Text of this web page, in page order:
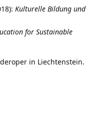
Kulturelle Bildung und
for Sustainable
in Liechtenstein.